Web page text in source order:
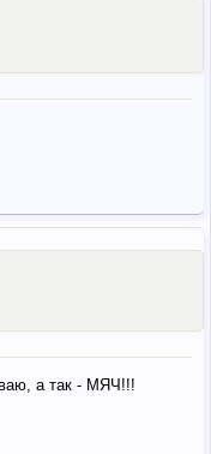
а так - МЯЧ!!!